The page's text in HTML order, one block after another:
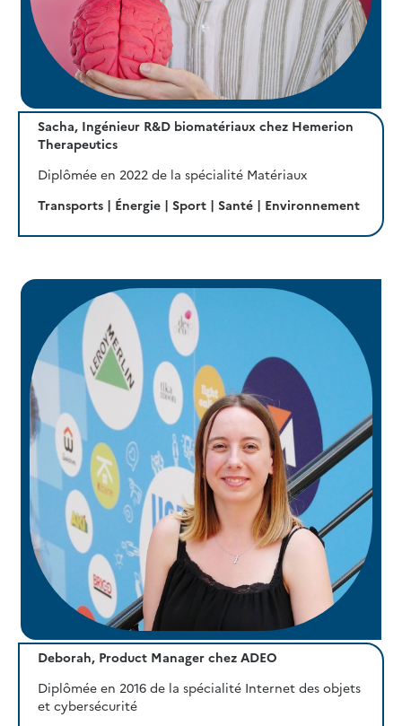
Sacha, Ingénieur R&D biomatériaux chez Hemerion
Therapeutics
Diplômée en 2022 de la spécialité Matériaux
Transports | Énergie | Sport | Santé | Environnement
Deborah, Product Manager chez ADEO
Diplômée en 2016 de la spécialité Internet des objets
et cybersécurité